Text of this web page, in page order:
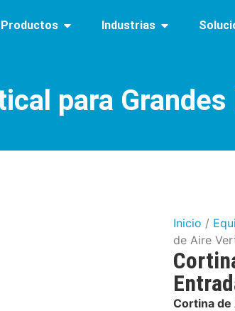
Productos Industrias
para Grandes
Inicio /
de Aire
Cortina de